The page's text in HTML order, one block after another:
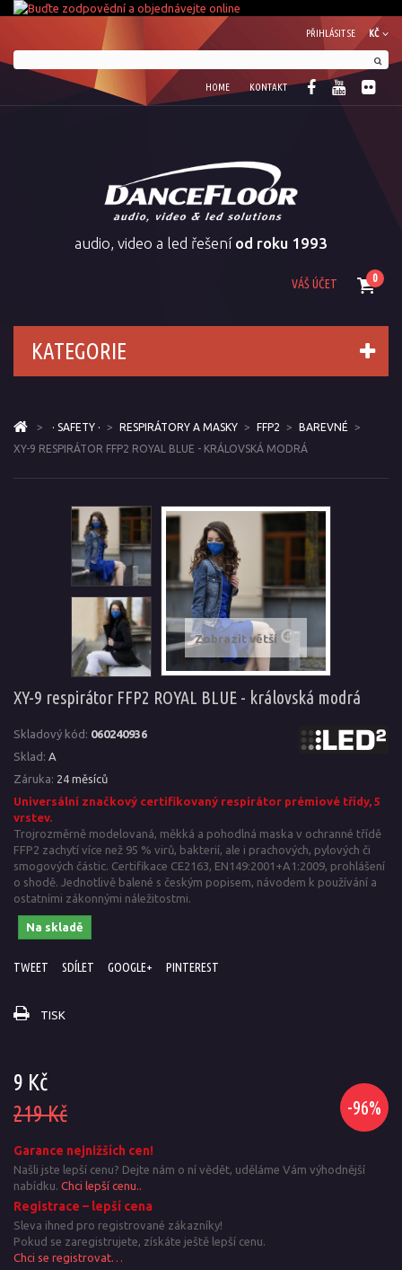
KČ
PŘIHLÁSIT SE
HOME KONTAKT
audio, video a led řešení od roku 1993
0
VÁŠ ÚČET
KATEGORIE
> · SAFETY · > RESPIRÁTORY A MASKY > FFP2 > BAREVNÉ
>
XY-9 RESPIRÁTOR FFP2 ROYAL BLUE - KRÁLOVSKÁ MODRÁ
Zobrazit větší
XY-9 respirátor FFP2 ROYAL BLUE - královská modrá
Skladový kód: 060240936
Sklad: A
Záruka: 24 měsíců
Universální značkový certifikovaný respirátor prémiové třídy, 5
vrstev.
Trojrozměrně modelovaná, měkká a pohodlná maska v ochranné třídě
FFP2 zachytí více než 95 % virů, bakterií, ale i prachových, pylových či
smogových částic. Certifikace CE2163, EN149:2001+A1:2009, prohlášení
o shodě. Jednotlivě balené s českým popisem, návodem k používání a
ostatními zákonnými náležitostmi.
Na skladě
TWEET SDÍLET GOOGLE+ PINTEREST
TISK
9 Kč
-96%
219 Kč
Garance nejnižších cen!
Našli jste lepší cenu? Dejte nám o ní vědět, uděláme Vám výhodnější
nabídku. Chci lepší cenu..
Registrace – lepší cena
Sleva ihned pro registrované zákazníky!
Pokud se zaregistrujete, získáte ještě lepší cenu.
Chci se registrovat…